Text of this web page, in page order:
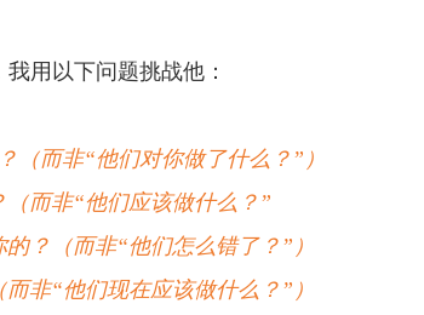
用以下问题挑战他：
（而非“他们对你做了什么？”）
（而非“他们应该做什么？”
？（而非“他们怎么错了？”）
非“他们现在应该做什么？”）